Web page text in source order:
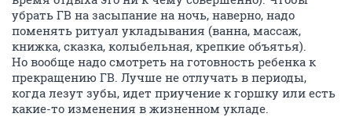
убрать ГВ на засыпание на ночь, наверно, надо
поменять ритуал укладывания (ванна, массаж,
книжка, сказка, колыбельная, крепкие объятья).
Но вообще надо смотреть на готовность ребенка к
прекращению ГВ. Лучше не отлучать в периоды,
когда лезут зубы, идет приучение к горшку или есть
какие-то изменения в жизненном укладе.